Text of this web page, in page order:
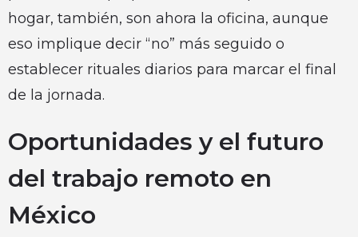
hogar, también, son ahora la oficina, aunque
eso implique decir “no” más seguido o
establecer rituales diarios para marcar el final
de la jornada.
Oportunidades y el futuro
del trabajo remoto en
México